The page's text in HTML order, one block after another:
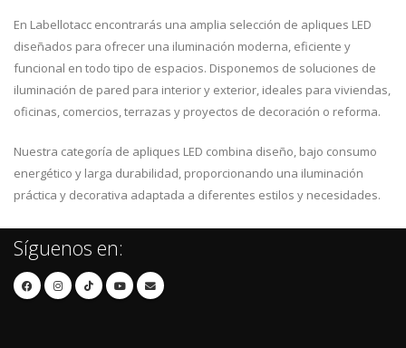
En Labellotacc encontrarás una amplia selección de apliques LED
diseñados para ofrecer una iluminación moderna, eficiente y
funcional en todo tipo de espacios. Disponemos de soluciones de
iluminación de pared para interior y exterior, ideales para viviendas,
oficinas, comercios, terrazas y proyectos de decoración o reforma.
Nuestra categoría de apliques LED combina diseño, bajo consumo
energético y larga durabilidad, proporcionando una iluminación
práctica y decorativa adaptada a diferentes estilos y necesidades.
Síguenos en: